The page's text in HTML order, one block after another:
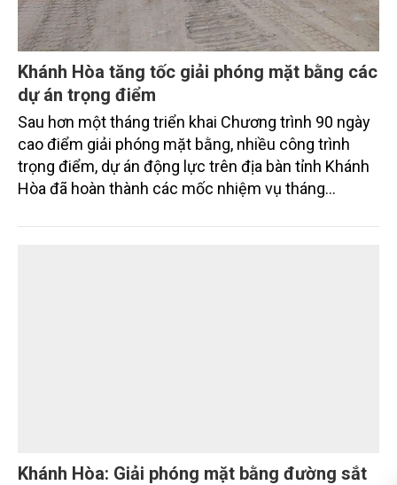
Khánh Hòa tăng tốc giải phóng mặt bằng các
dự án trọng điểm
Sau hơn một tháng triển khai Chương trình 90 ngày